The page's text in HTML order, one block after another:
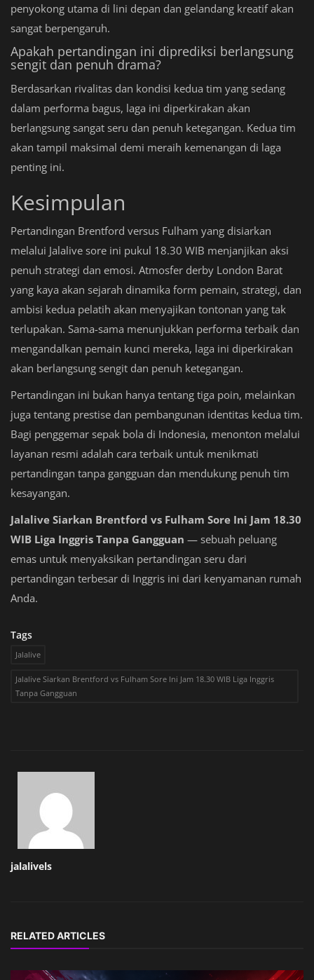
penyokong utama di lini depan dan gelandang kreatif akan
sangat berpengaruh.
Apakah pertandingan ini diprediksi berlangsung
sengit dan penuh drama?
Berdasarkan rivalitas dan kondisi kedua tim yang sedang
dalam performa bagus, laga ini diperkirakan akan
berlangsung sangat seru dan penuh ketegangan. Kedua tim
akan tampil maksimal demi meraih kemenangan di laga
penting ini.
Kesimpulan
Pertandingan Brentford versus Fulham yang disiarkan
melalui Jalalive sore ini pukul 18.30 WIB menjanjikan aksi
penuh strategi dan emosi. Atmosfer derby London Barat
yang kaya akan sejarah dinamika form pemain, strategi, dan
ambisi kedua pelatih akan menyajikan tontonan yang tak
terlupakan. Sama-sama menunjukkan performa terbaik dan
mengandalkan pemain kunci mereka, laga ini diperkirakan
akan berlangsung sengit dan penuh ketegangan.
Pertandingan ini bukan hanya tentang tiga poin, melainkan
juga tentang prestise dan pembangunan identitas kedua tim.
Bagi penggemar sepak bola di Indonesia, menonton melalui
layanan resmi adalah cara terbaik untuk menikmati
pertandingan tanpa gangguan dan mendukung penuh tim
kesayangan.
Jalalive Siarkan Brentford vs Fulham Sore Ini Jam 18.30
WIB Liga Inggris Tanpa Gangguan — sebuah peluang
emas untuk menyaksikan pertandingan seru dari
pertandingan terbesar di Inggris ini dari kenyamanan rumah
Anda.
Tags
Jalalive
Jalalive Siarkan Brentford vs Fulham Sore Ini Jam 18.30 WIB Liga Inggris
Tanpa Gangguan
jalalivels
RELATED ARTICLES